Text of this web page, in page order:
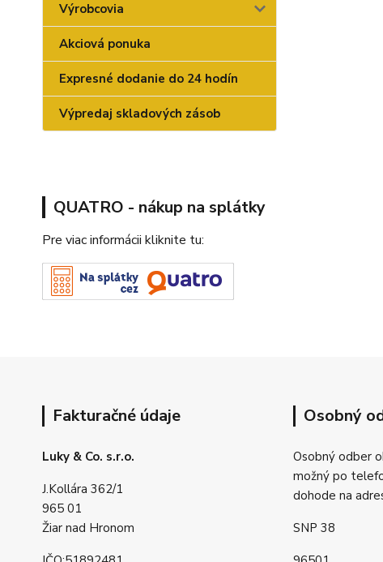
Výrobcovia
Akciová ponuka
Expresné dodanie do 24 hodín
Výpredaj skladových zásob
QUATRO - nákup na splátky
Pre viac informácii kliknite tu:
Fakturačné údaje
Luky & Co. s.r.o.
J.Kollára 362/1
965 01
Žiar nad Hronom
Osobný
Osobný odber
možný po
dohode na
SNP 38